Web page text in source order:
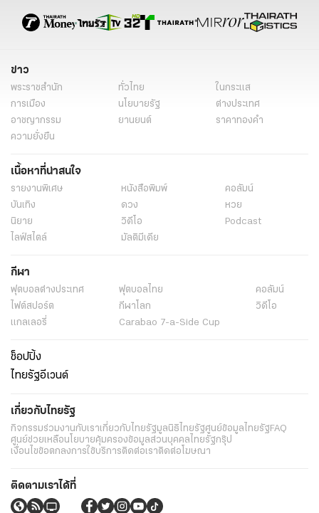
ข่าว
พระราชสำนัก ทั่วไทย
ในกระแส
การเมือง
นโยบายรัฐ
ต่างประเทศ
อาชญากรรม
ยานยนต์
ราคาทองคำ
ความยั่งยืน
เนื้อหาที่น่าสนใจ
รายงานพิเศษ หนังสือพิมพ์
คอลัมน์
บันเทิง
ดวง
หวย
นิยาย
วิดีโอ
Podcast
ไลฟ์สไตล์
มัลติมีเดีย
กีฬา
ฟุตบอลต่่างประเทศ ฟุตบอลไทย
คอลัมน์
ไฟต์สปอร์ต
กีฬาโลก
วิดีโอ
แกลเลอรี่
Carabao 7-a-Side Cup
ช็อปปิ้ง
ไทยรัฐอีเวนต์
เกี่ยวกับไทยรัฐ
กิจกรรมร่วมงานกับเราเกี่ยวกับไทยรัฐมูลนิธิไทยรัฐศูนย์ข้อมูลไทยรัฐ FAQ
ศูนย์ช่วยเหลือนโยบายคุ้มครองข้อมูลส่วนบุคคลไทยรัฐกรุ๊ป
เงื่อนไขข้อตกลงการใช้บริการติดต่อเราติดต่อโฆษณา
ติดตามเราได้ที่